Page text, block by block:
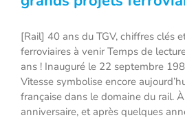
[Rail] 40 ans du TGV,
grands projets
[Rail] 40 ans du TGV, chiffres clés
ferroviaires à venir Temps de
ans ! Inauguré le 22 septembre
Vitesse symbolise encore
française dans le domaine du rail. À
anniversaire, et après quelques